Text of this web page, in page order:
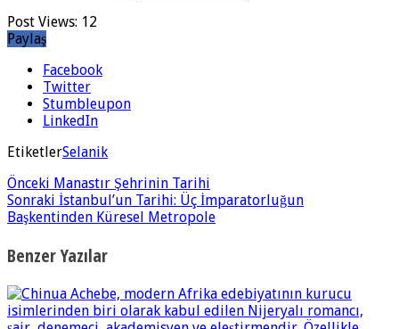
Post Views: 12
Paylaş
Facebook
Twitter
Stumbleupon
LinkedIn
EtiketlerSelanik
Önceki Manastır Şehrinin Tarihi
Sonraki İstanbul’un Tarihi: Üç İmparatorluğun
Başkentinden Küresel Metropole
Benzer Yazılar